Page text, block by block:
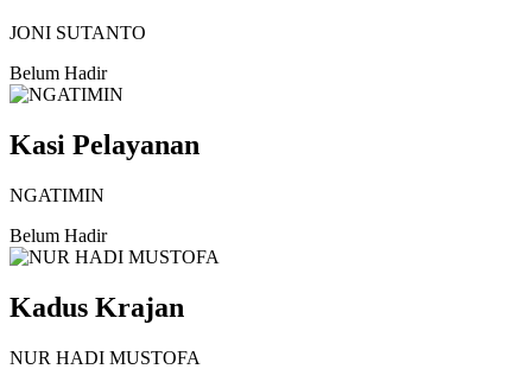
JONI SUTANTO
Belum Hadir
Kasi Pelayanan
NGATIMIN
Belum Hadir
Kadus Krajan
NUR HADI MUSTOFA